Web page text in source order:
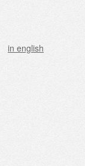
in english